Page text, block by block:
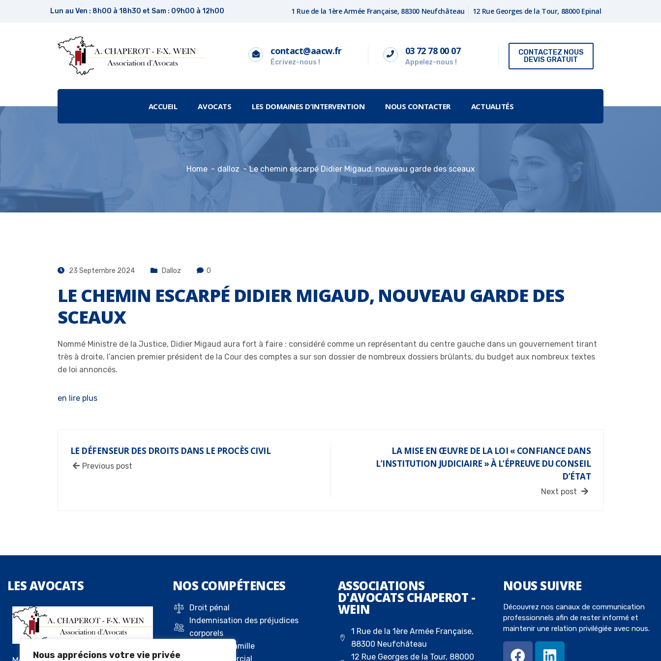
Nous apprécions votre vie privée
Lun au Ven : 8h00 à 18h30 et Sam : 09h00 à 12h00 1 Rue de la 1ère Armée Française, 88300 Neufchâteau 12 Rue Georges de la Tour, 88000 Epinal
contact@aacw.fr
Écrivez-nous !
03 72 78 00 07
Appelez-nous !
CONTACTEZ NOUS
DEVIS GRATUIT
ACCUEIL AVOCATS LES DOMAINES D’INTERVENTION NOUS CONTACTER ACTUALITÉS
Home dalloz Le chemin escarpé Didier Migaud, nouveau garde des sceaux
23 Septembre 2024 Dalloz 0
LE CHEMIN ESCARPÉ DIDIER MIGAUD, NOUVEAU GARDE DES
SCEAUX
Nommé Ministre de la Justice, Didier Migaud aura fort à faire : considéré comme un représentant du centre gauche dans un gouvernement tirant
très à droite, l’ancien premier président de la Cour des comptes a sur son dossier de nombreux dossiers brûlants, du budget aux nombreux textes
de loi annoncés.
en lire plus
LE DÉFENSEUR DES DROITS DANS LE PROCÈS CIVIL
Previous post
LA MISE EN ŒUVRE DE LA LOI « CONFIANCE DANS
L’INSTITUTION JUDICIAIRE » À L’ÉPREUVE DU CONSEIL
D’ÉTAT
Next post
LESAVOCATS NOS COMPÉTENCES
Droit pénal
Indemnisation des préjudices
corporels
Droit de la famille
Droit commercial
ASSOCIATIONS
D'AVOCATS CHAPEROT -
WEIN
1 Rue de la 1ère Armée Française,
88300 Neufchâteau
12 Rue Georges de la Tour, 88000
NOUS SUIVRE
Découvrez nos canaux de communication
professionnels afin de rester informé et
maintenir une relation privilégiée avec nous.